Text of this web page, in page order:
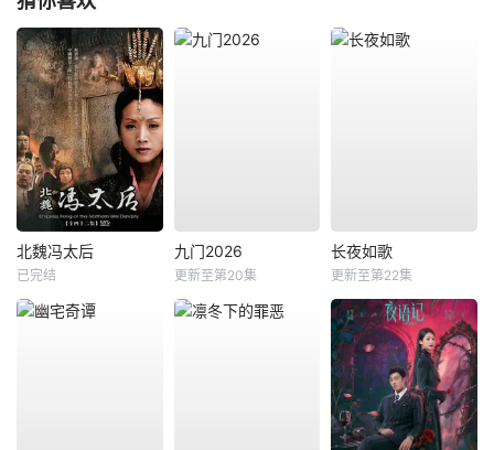
北魏冯太后
已完结
九门2026
更新至第20集
长夜如歌
更新至第22集